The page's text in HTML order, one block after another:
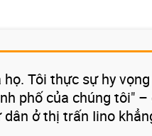
Tôi thực sự hy
phố của chúng tôi" –
ở thị trấn Iino